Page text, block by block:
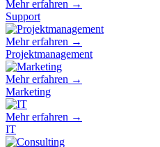
Mehr erfahren →
Support
Mehr erfahren →
Projektmanagement
Mehr erfahren →
Marketing
Mehr erfahren →
IT